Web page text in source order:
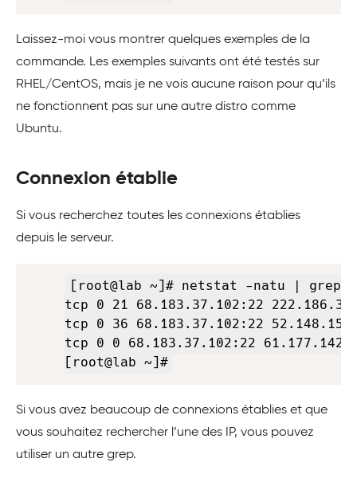
Laissez-moi vous montrer quelques exemples de la
commande. Les exemples suivants ont été testés sur
RHEL/CentOS, mais je ne vois aucune raison pour qu’ils
ne fonctionnent pas sur une autre distro comme
Ubuntu.
Connexion établie
Si vous recherchez toutes les connexions établies
depuis le serveur.
[root@lab ~]# netstat -natu | grep
tcp 0 21 68.183.37.102:22
tcp 0 36 68.183.37.102:22
tcp 0 0 68.183.37.102:22
[root@lab ~]#
Si vous avez beaucoup de connexions établies et que
vous souhaitez rechercher l’une des IP, vous pouvez
utiliser un autre grep.